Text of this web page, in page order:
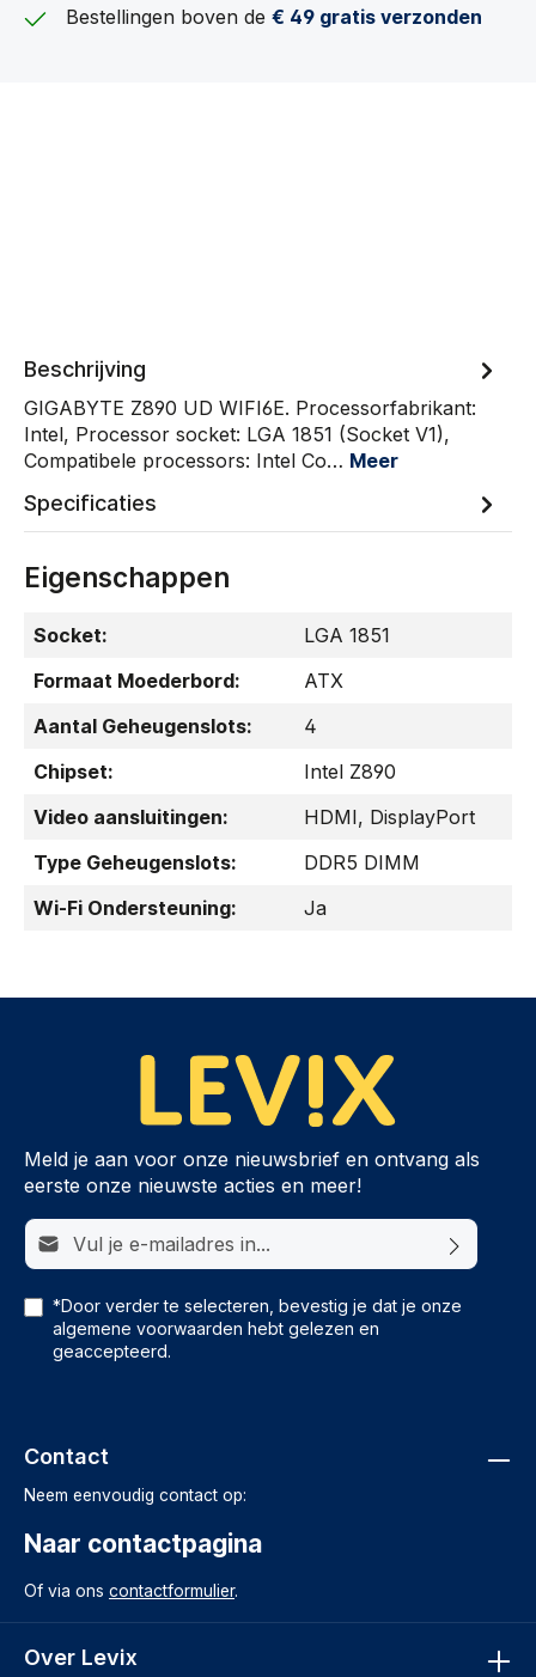
Bestellingen boven de€ 49 gratis verzonden
Beschrijving
GIGABYTE Z890 UD WIFI6E. Processorfabrikant:
Intel, Processor socket: LGA 1851 (Socket V1),
Compatibele processors: Intel Co… Meer
Specificaties
Eigenschappen
Socket:
LGA 1851
Formaat Moederbord:
ATX
Aantal Geheugenslots:
4
Chipset:
Intel Z890
Video aansluitingen:
HDMI, DisplayPort
Type Geheugenslots:
DDR5 DIMM
Wi-Fi Ondersteuning:
Ja
Meld je aan voor onze nieuwsbrief en ontvang als
eerste onze nieuwste acties en meer!
E-mailadres*
*Door verder te selecteren, bevestig je dat je onze
algemene voorwaarden hebt gelezen en
geaccepteerd.
Contact
Neem eenvoudig contact op:
Naar contactpagina
Of via ons contactformulier.
Over Levix